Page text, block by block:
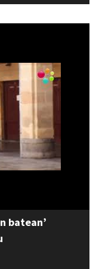
batean’